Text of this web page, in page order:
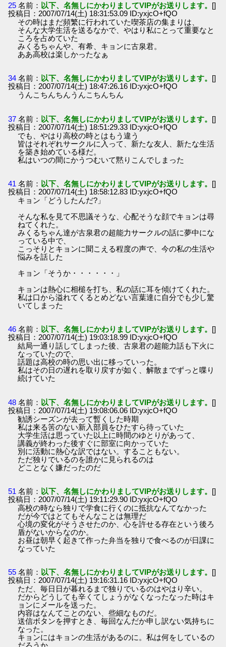
25 名前： 以下、名無しにかわりましてVIPがお送りします。 []
投稿日：2007/07/14(土) 18:31:53.09 ID:yxjcO+fQO
その時はまだ頻繁に行われていた喫茶店の集まりは、
そんな大学生活を送るなかで、やはり私にとって重要なと
ころを占めていた
みくるちゃんや、有希、キョンに古泉君。
ああ高校は楽しかったなぁ
34 名前： 以下、名無しにかわりましてVIPがお送りします。 []
投稿日：2007/07/14(土) 18:47:26.16 ID:yxjcO+fQO
うんこちんちんうんこちんちん
37 名前： 以下、名無しにかわりましてVIPがお送りします。 []
投稿日：2007/07/14(土) 18:51:29.33 ID:yxjcO+fQO
でも、やはり高校の時とはもう違う
皆はそれぞれサークルに入って、新たな友人、新たな生活
を築き始めている様だ。
私はいつの間にかうつむいて黙りこんでしまった
41 名前： 以下、名無しにかわりましてVIPがお送りします。 []
投稿日：2007/07/14(土) 18:58:12.83 ID:yxjcO+fQO
キョン「どうしたんだ?」
そんな私を見て不思議そうな、心配そうな顔でキョンは尋
ねてくれた。
みくるちゃん達が古泉君の超能力サークルの話に夢中にな
っている中で、
こっそりとキョンに聞こえる程度の声で、今の私の生活や
悩みを話した
キョン「そうか・・・・・・」
キョンは熱心に相槌を打ち、私の話に耳を傾けてくれた。
私は口から溢れてくるとめどない言葉達に自分でも少し驚
いてしまった
46 名前： 以下、名無しにかわりましてVIPがお送りします。 []
投稿日：2007/07/14(土) 19:03:18.99 ID:yxjcO+fQO
結局一通り話してしまった後、古泉君の超能力話も下火に
なっていたので、
話題は高校の時の思い出に移っていった。
私はその日の遅れを取り戻すが如く、解散までずっと喋り
続けていた
48 名前： 以下、名無しにかわりましてVIPがお送りします。 []
投稿日：2007/07/14(土) 19:08:06.06 ID:yxjcO+fQO
勧誘シーズンが去って暫くした時期
私は来る筈のない新入部員をひたすら待っていた
大学生活は思っていた以上に時間のゆとりがあって、
講義が終わった後すぐに部室に向かっていた
別に活動に熱心な訳ではない。することもない。
ただ独りでいるのを誰かに見られるのは
どことなく嫌だったのだ
51 名前： 以下、名無しにかわりましてVIPがお送りします。 []
投稿日：2007/07/14(土) 19:11:29.90 ID:yxjcO+fQO
高校の時なら独りで学食に行くのに抵抗なんてなかった
だが今ではとてもそんなことは無理だ
心境の変化がそうさせたのか、心を許せる存在という後ろ
盾がないからなのか。
お昼は朝早く起きて作った弁当を独りで食べるのが日課に
なっていた
55 名前： 以下、名無しにかわりましてVIPがお送りします。 []
投稿日：2007/07/14(土) 19:16:31.16 ID:yxjcO+fQO
ただ、毎日日が暮れるまで独りでいるのはやはり辛い。
だからどうしても辛くてしょうがなくなったなった時はキ
ョンにメールを送った。
内容はなんてことのない、些細なものだ。
送信ボタンを押すとき、毎回なんだか申し訳ない気持ちに
なった。
キョンにはキョンの生活があるのに。私は何をしているの